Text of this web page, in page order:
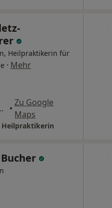
Heilpraktikerin für
· Mehr
•
Zu Google
Maps
Heilpraktikerin